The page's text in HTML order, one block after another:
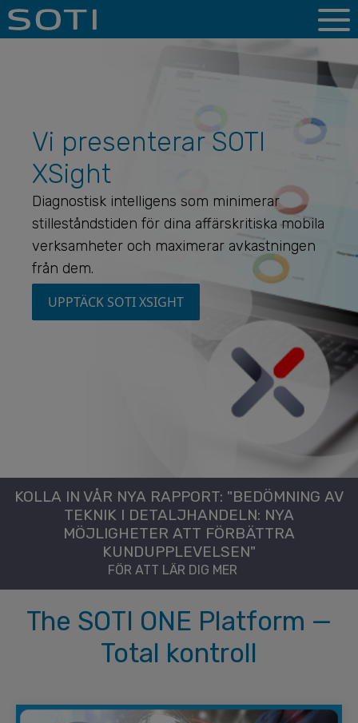
Vi presenterar SOTI
XSight
Diagnostisk intelligens som minimerar
stilleståndstiden för dina affärskritiska mobila
verksamheter och maximerar avkastningen
från dem.
UPPTÄCK SOTI XSIGHT
KOLLA IN VÅR NYA RAPPORT: "BEDÖMNING AV
TEKNIK I DETALJHANDELN: NYA
MÖJLIGHETER ATT FÖRBÄTTRA
KUNDUPPLEVELSEN"
FÖR ATT LÄR DIG MER
The SOTI ONE Platform —
Total kontroll